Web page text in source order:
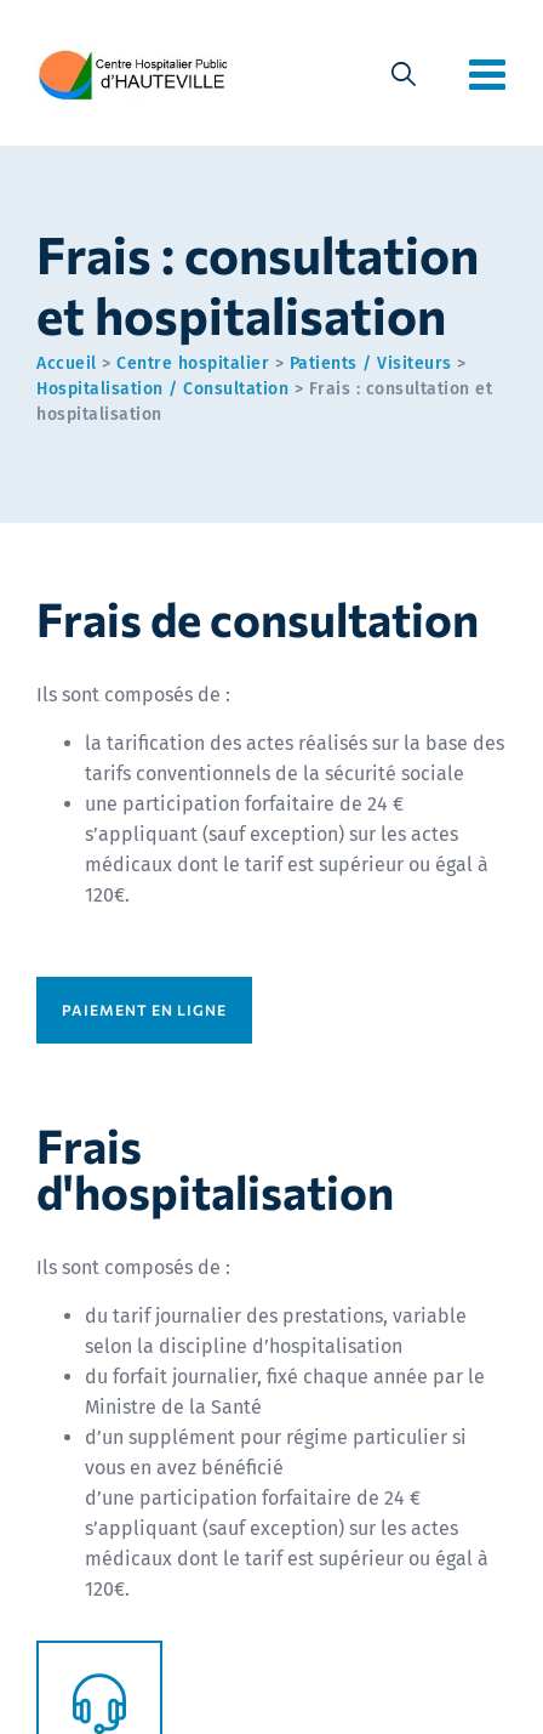
Frais : consultation
et hospitalisation
Accueil > Centre hospitalier > Patients / Visiteurs >
Hospitalisation / Consultation > Frais : consultation et
hospitalisation
Frais de consultation
Ils sont composés de :
la tarification des actes réalisés sur la base des
tarifs conventionnels de la sécurité sociale
une participation forfaitaire de 24 €
s’appliquant (sauf exception) sur les actes
médicaux dont le tarif est supérieur ou égal à
120€.
PAIEMENT EN LIGNE
Frais
d'hospitalisation
Ils sont composés de :
du tarif journalier des prestations, variable
selon la discipline d’hospitalisation
du forfait journalier, fixé chaque année par le
Ministre de la Santé
d’un supplément pour régime particulier si
vous en avez bénéficié
d’une participation forfaitaire de 24 €
s’appliquant (sauf exception) sur les actes
médicaux dont le tarif est supérieur ou égal à
120€.